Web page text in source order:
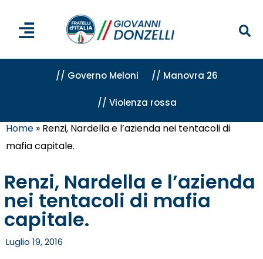
// Governo Meloni // Manovra 26
// Violenza rossa
Home » Renzi, Nardella e l’azienda nei tentacoli di
mafia capitale.
Renzi, Nardella e l’azienda
nei tentacoli di mafia
capitale.
Luglio 19, 2016